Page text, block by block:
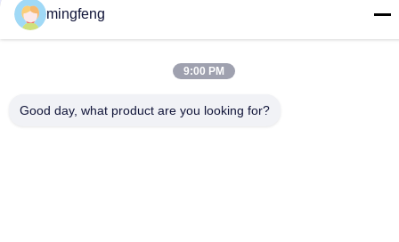
Đèn Sân Khấu LED Đèn LED High Bay
mingfeng
9:00 PM
Good day, what product are you looking for?